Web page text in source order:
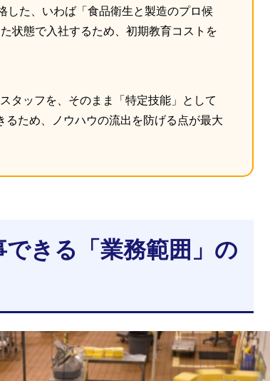
した、いわば「食品衛生と製造のプロ候
状態で入社するため、初期教育コストを
タッフを、そのまま「特定技能」として
ため、ノウハウの流出を防げる点が最大
きる「業務範囲」の